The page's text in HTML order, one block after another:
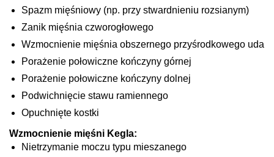
Spazm mięśniowy (np. przy stwardnieniu rozsianym)
Zanik mięśnia czworogłowego
Wzmocnienie mięśnia obszernego przyśrodkowego uda
Porażenie połowiczne kończyny górnej
Porażenie połowiczne kończyny dolnej
Podwichnięcie stawu ramiennego
Opuchnięte kostki
Wzmocnienie mięśni Kegla:
Nietrzymanie moczu typu mieszanego